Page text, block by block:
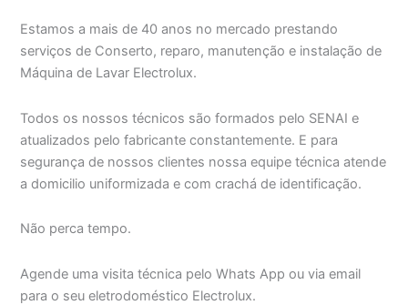
Estamos a mais de 40 anos no mercado prestando
serviços de Conserto, reparo, manutenção e instalação de
Máquina de Lavar Electrolux.
Todos os nossos técnicos são formados pelo SENAI e
atualizados pelo fabricante constantemente. E para
segurança de nossos clientes nossa equipe técnica atende
a domicilio uniformizada e com crachá de identificação.
Não perca tempo.
Agende uma visita técnica pelo Whats App ou via email
para o seu eletrodoméstico Electrolux.